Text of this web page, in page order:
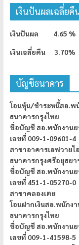
เงินปันผลเฉลี่ยคื
เงินปันผล 4.65 %
เงินเฉลี่ยคืน 3.70%
บัญชีธนาคาร
โอนหุ้น/ชำระหนี้สอ.พ
ธนาคารกรุงไทย
ชื่อบัญชี สอ.พนักงานย
เลขที่ 009-1-09601-4
สาขาอาคารเอฟวายไ
ธนาคารกรุงศรีอยุธยา
ชื่อบัญชี สอ.พนักงานย
เลขที่ 451-1-05270-0
สาขาคลองเตย
โอนฝากเงินสอ.พนักง
ธนาคารกรุงไทย
ชื่อบัญชี สอ.พนักงานย
เลขที่ 009-1-41598-5